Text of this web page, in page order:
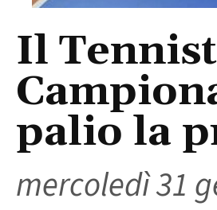
Il
palio la
mercoledì 31